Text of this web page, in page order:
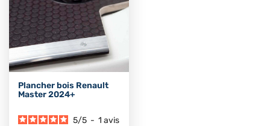
Plancher bois Renault
Master 2024+
5/5 - 1 avis